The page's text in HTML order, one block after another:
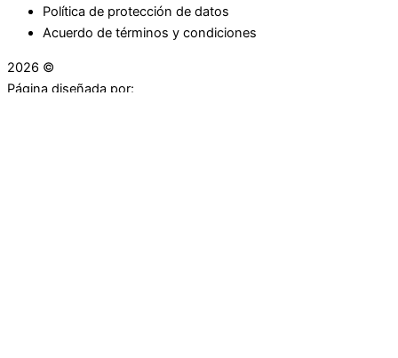
Política de protección de datos
Acuerdo de términos y condiciones
2026 ©
Página diseñada por: